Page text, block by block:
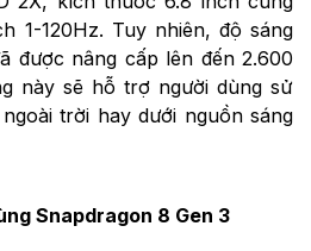
1-120Hz. Tuy nhiên, độ sáng
được nâng cấp lên đến 2.600
này sẽ hỗ trợ người dùng sử
trời hay dưới nguồn sáng
Snapdragon 8 Gen 3